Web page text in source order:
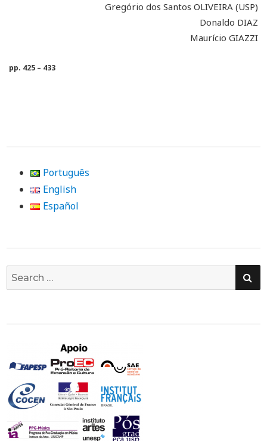
Gregório dos Santos OLIVEIRA (USP)
Donaldo DIAZ
Maurício GIAZZI
pp. 425 – 433
Português
English
Español
Search
for: